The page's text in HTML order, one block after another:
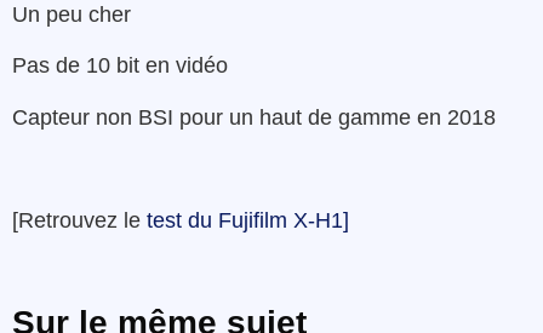
Un peu cher
Pas de 10 bit en vidéo
Capteur non BSI pour un haut de gamme en 2018
[Retrouvez le test du Fujifilm X-H1]
Sur le même sujet